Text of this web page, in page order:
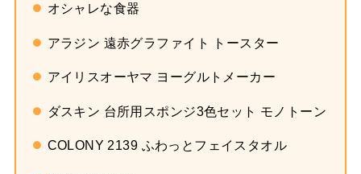
オシャレな食器
アラジン 遠赤グラファイト トースター
アイリスオーヤマ ヨーグルトメーカー
ダスキン 台所用スポンジ3色セット モノトーン
COLONY 2139 ふわっとフェイスタオル